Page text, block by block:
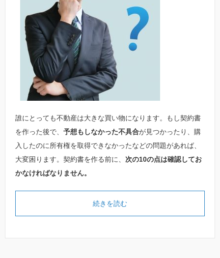
誰にとっても不動産は大きな買い物になります。もし契約書
を作った後で、 予想もしなかった不具合が見つかったり、購
入したのに所有権を取得できなかったなどの問題があれば、
大変困ります。契約書を作る前に、 次の10の点は確認してお
かなければなりません。
続きを読む